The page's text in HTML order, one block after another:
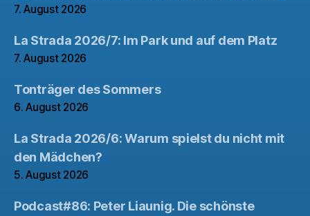
7. August 2026
La Strada 2026/7: Im Park und auf dem Platz
7. August 2026
Tonträger des Sommers
6. August 2026
La Strada 2026/6: Warum spielst du nicht mit
den Mädchen?
5. August 2026
Podcast#86: Peter Liaunig. Die schönste